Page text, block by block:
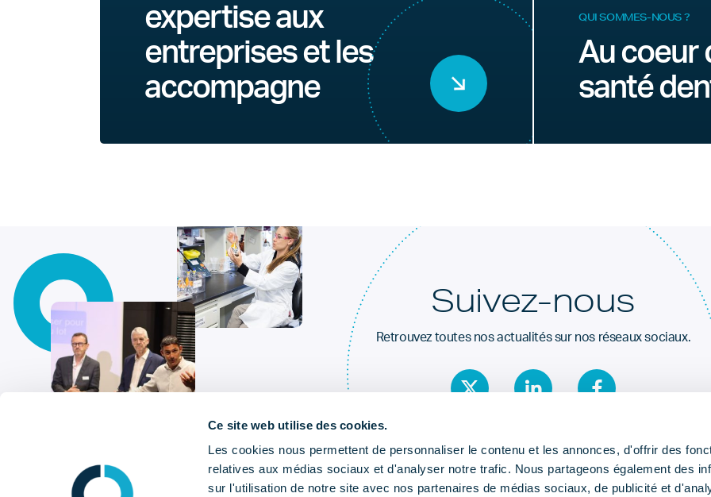
Ce site web utilise des cookies.
Les cookies nous permettent de personnaliser le contenu et les annonces, d'offrir des
relatives aux médias sociaux et d'analyser notre trafic. Nous partageons également des
sur l'utilisation de notre site avec nos partenaires de médias sociaux, de publicité et
expertise aux
entreprises et les
accompagne
QUI SOMMES-NOUS ?
Au coeur
santé
Suivez-nous
Retrouvez toutes nos actualités sur nos réseaux sociaux.